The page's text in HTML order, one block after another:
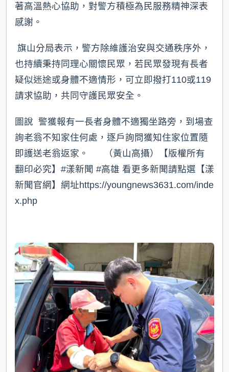
著高溫熱心協助，對警方積極為民服務精神深表
感謝。
旗山分局表示，警方除維護治安與交通秩序外，
也持續秉持同理心關懷民眾，若民眾發現有長者
疑似迷途或身體不適情形，可立即撥打110或119
請求協助，共同守護民眾安全。
圖說 警獲報有一長者身體不適獨坐路旁，到場查
詢老翁不知家住何處，逐戶詢問獲知住家位置隨
即護送老翁返家。 （黃山高攝）【版權所有
翻印必究】#漾新聞 #高雄 看更多新聞請點選【漾
新聞官網】網址https://youngnews3631.com/inde
x.php